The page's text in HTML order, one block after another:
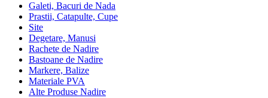
Galeti, Bacuri de Nada
Prastii, Catapulte, Cupe
Site
Degetare, Manusi
Rachete de Nadire
Bastoane de Nadire
Markere, Balize
Materiale PVA
Alte Produse Nadire